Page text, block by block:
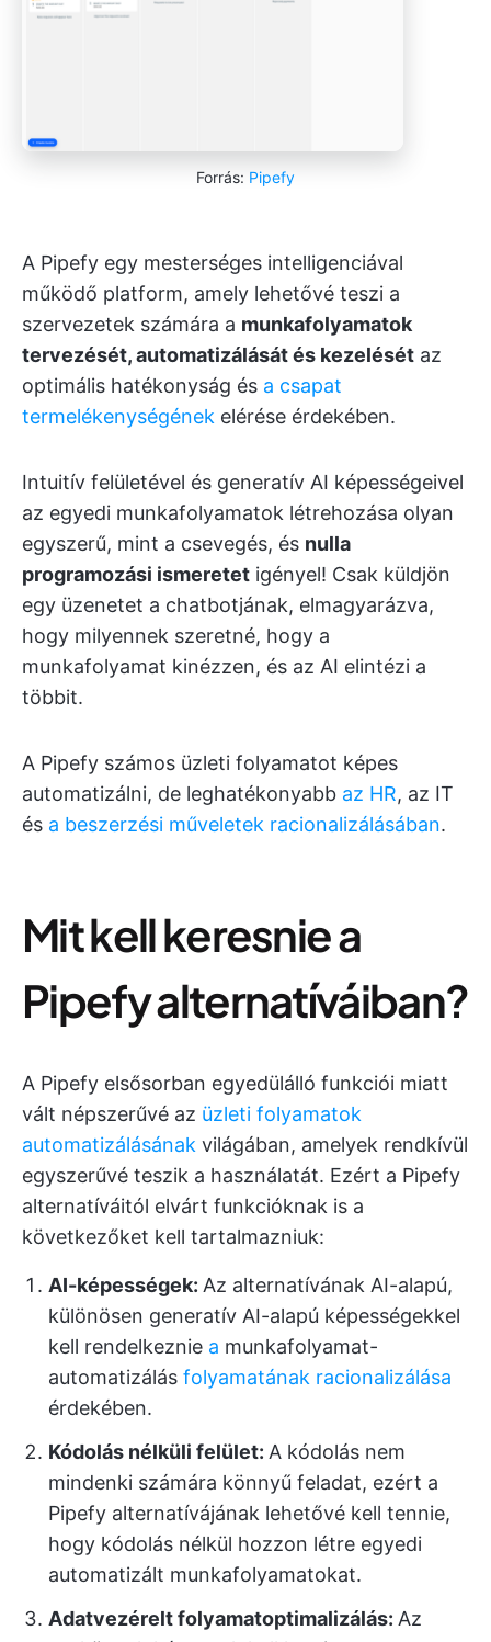
Forrás: Pipefy
A Pipefy egy mesterséges intelligenciával
működő platform, amely lehetővé teszi a
szervezetek számára a munkafolyamatok
tervezését, automatizálását és kezelését az
optimális hatékonyság és a csapat
termelékenységének elérése érdekében.
Intuitív felületével és generatív AI képességeivel
az egyedi munkafolyamatok létrehozása olyan
egyszerű, mint a csevegés, és nulla
programozási ismeretet igényel! Csak küldjön
egy üzenetet a chatbotjának, elmagyarázva,
hogy milyennek szeretné, hogy a
munkafolyamat kinézzen, és az AI elintézi a
többit.
A Pipefy számos üzleti folyamatot képes
automatizálni, de leghatékonyabb az HR, az IT
és a beszerzési műveletek racionalizálásában.
Mit kell keresnie a
Pipefy alternatíváiban?
A Pipefy elsősorban egyedülálló funkciói miatt
vált népszerűvé az üzleti folyamatok
automatizálásának világában, amelyek rendkívül
egyszerűvé teszik a használatát. Ezért a Pipefy
alternatíváitól elvárt funkcióknak is a
következőket kell tartalmazniuk:
AI-képességek: Az alternatívának AI-alapú,
különösen generatív AI-alapú képességekkel
kell rendelkeznie a munkafolyamat-
automatizálás folyamatának racionalizálása
érdekében.
Kódolás nélküli felület: A kódolás nem
mindenki számára könnyű feladat, ezért a
Pipefy alternatívájának lehetővé kell tennie,
hogy kódolás nélkül hozzon létre egyedi
automatizált munkafolyamatokat.
Adatvezérelt folyamatoptimalizálás: Az